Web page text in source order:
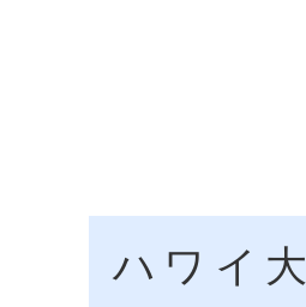
ハワイ